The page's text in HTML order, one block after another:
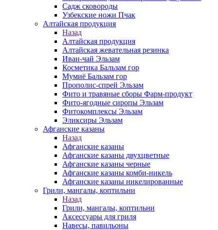
Садж сковороды
Узбекские ножи Пчак
Алтайская продукция
Назад
Алтайская продукция
Алтайская жевательная резинка
Иван-чай Эльзам
Косметика Бальзам гор
Мумиё Бальзам гор
Прополис-спрей Эльзам
Фито и травяные сборы Фарм-продукт
Фито-ягодные сиропы Эльзам
Фитокомплексы Эльзам
Эликсиры Эльзам
Афганские казаны
Назад
Афганские казаны
Афганские казаны двухцветные
Афганские казаны черные
Афганские казаны комби-никель
Афганские казаны никелированные
Грили, мангалы, коптильни
Назад
Грили, мангалы, коптильни
Аксессуары для гриля
Навесы, павильоны